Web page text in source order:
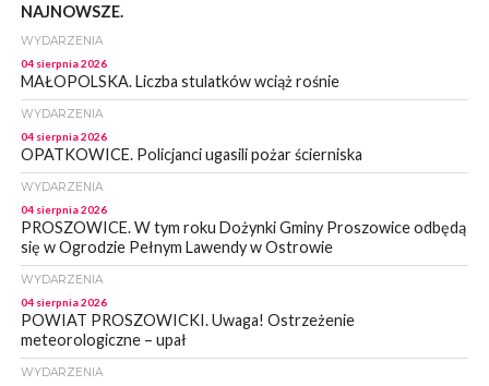
NAJNOWSZE.
WYDARZENIA
04 sierpnia 2026
MAŁOPOLSKA. Liczba stulatków wciąż rośnie
WYDARZENIA
04 sierpnia 2026
OPATKOWICE. Policjanci ugasili pożar ścierniska
WYDARZENIA
04 sierpnia 2026
PROSZOWICE. W tym roku Dożynki Gminy Proszowice odbędą
się w Ogrodzie Pełnym Lawendy w Ostrowie
WYDARZENIA
04 sierpnia 2026
POWIAT PROSZOWICKI. Uwaga! Ostrzeżenie
meteorologiczne – upał
WYDARZENIA